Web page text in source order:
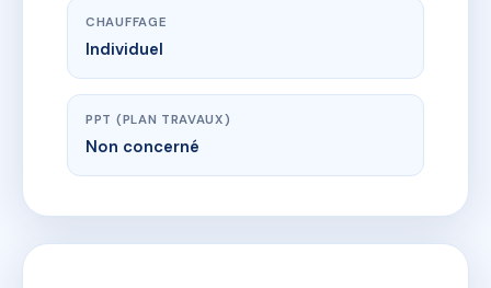
CHAUFFAGE
Individuel
PPT (PLAN TRAVAUX)
Non concerné